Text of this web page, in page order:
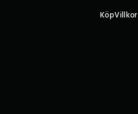
KöpVillkor